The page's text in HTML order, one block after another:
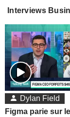
Interviews
Dylan Field
Figma parie sur